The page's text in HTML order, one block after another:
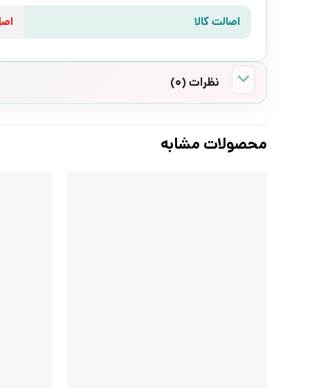
اصالت کالا
نظرات (0)
محصولات مشابه